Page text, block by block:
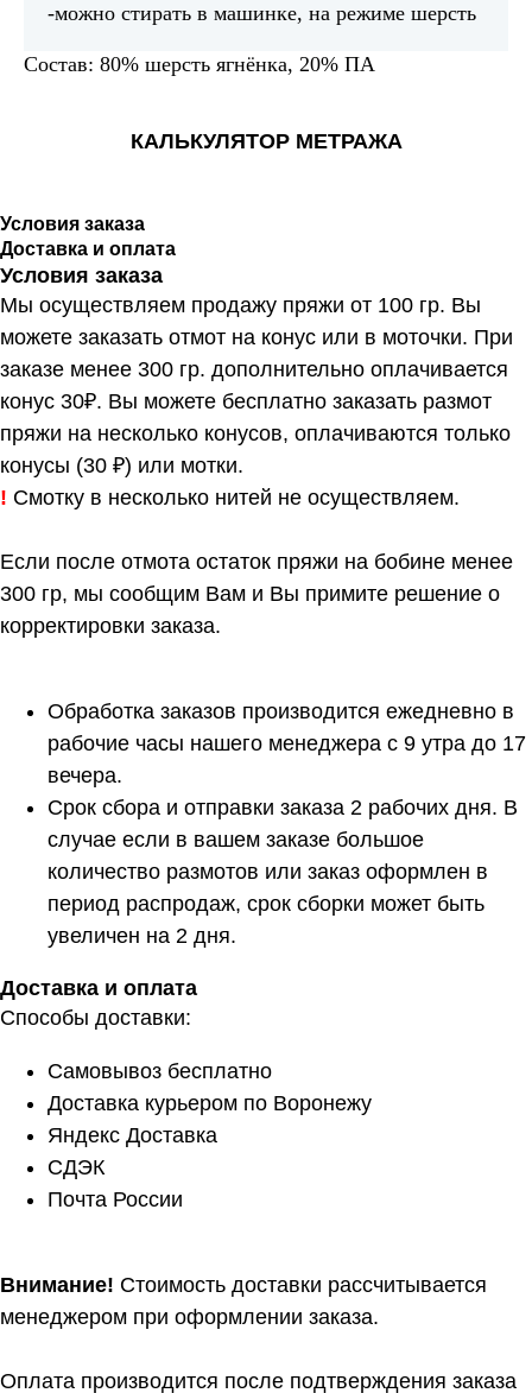
-можно стирать в машинке, на режиме шерсть
Состав: 80% шерсть ягнёнка, 20% ПА
КАЛЬКУЛЯТОР МЕТРАЖА
Условия заказа
Доставка и оплата
Условия заказа
Мы осуществляем продажу пряжи от 100 гр. Вы
можете заказать отмот на конус или в моточки. При
заказе менее 300 гр. дополнительно оплачивается
конус 30₽. Вы можете бесплатно заказать размот
пряжи на несколько конусов, оплачиваются только
конусы (30 ₽) или мотки.
! Смотку в несколько нитей не осуществляем.
Если после отмота остаток пряжи на бобине менее
300 гр, мы сообщим Вам и Вы примите решение о
корректировки заказа.
Обработка заказов производится ежедневно в
рабочие часы нашего менеджера с 9 утра до 17
вечера.
Срок сбора и отправки заказа 2 рабочих дня. В
случае если в вашем заказе большое
количество размотов или заказ оформлен в
период распродаж, срок сборки может быть
увеличен на 2 дня.
Доставка и оплата
Способы доставки:
Самовывоз бесплатно
Доставка курьером по Воронежу
Яндекс Доставка
СДЭК
Почта России
Внимание! Стоимость доставки рассчитывается
менеджером при оформлении заказа.
Оплата производится после подтверждения заказа
Нить 1
Расчет метража 2 артикула